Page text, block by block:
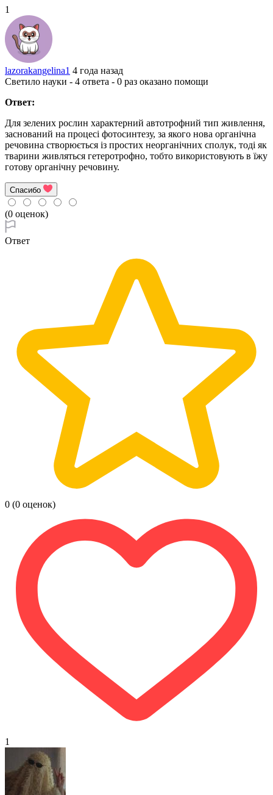
1
lazorakangelina1 4 года назад
Светило науки - 4 ответа - 0 раз оказано помощи
Ответ:
Для зелених рослин характерний автотрофний тип живлення,
заснований на процесі фотосинтезу, за якого нова органічна
речовина створюється із простих неорганічних сполук, тоді як
тварини живляться гетеротрофно, тобто використовують в їжу
готову органічну речовину.
Спасибо
(0 оценок)
Ответ
0 (0 оценок)
1